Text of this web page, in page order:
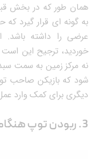
همان طور که در بخش
به گونه ای قرار گیرد
عرضی را داشته
خوردید، ترجیح این
نه مرکز زمین به سمت
شود که بازیکن صاحب
دیگری برای کمک وارد
3. ربودن توپ هنگام دریبل